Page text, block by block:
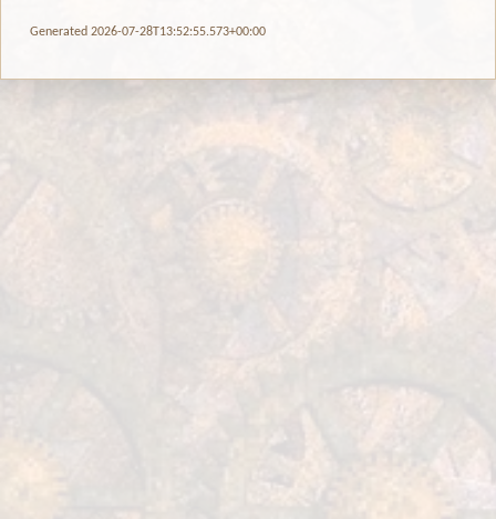
Generated 2026-07-28T13:52:55.573+00:00